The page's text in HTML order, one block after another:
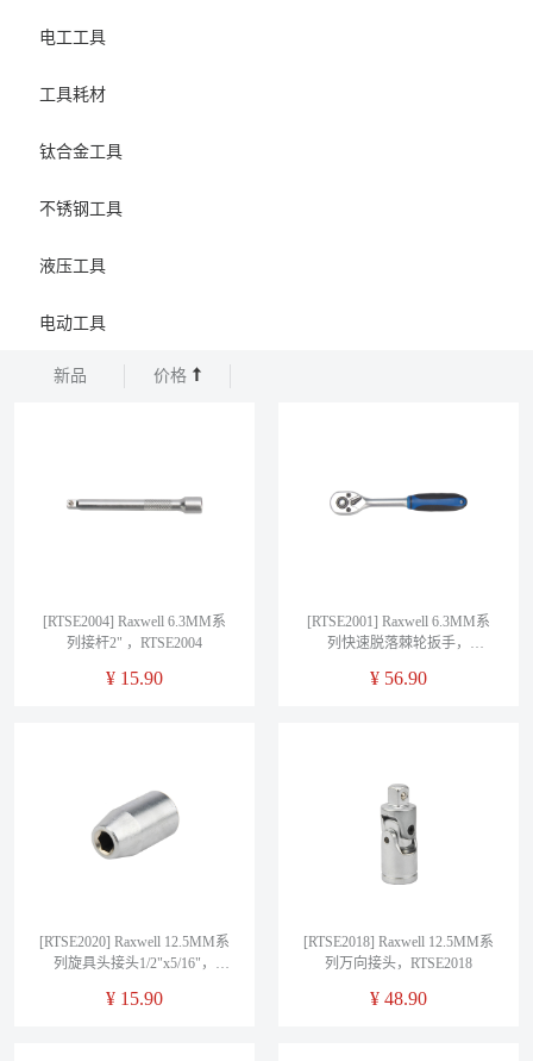
电工工具
工具耗材
钛合金工具
不锈钢工具
液压工具
电动工具
新品 价格
[RTSE2004] Raxwell 6.3MM系
列接杆2" ，RTSE2004
¥ 15.90
[RTSE2001] Raxwell 6.3MM系
列快速脱落棘轮扳手，
¥ 56.90
[RTSE2020] Raxwell 12.5MM系
列旋具头接头1/2"x5/16"，
¥ 15.90
[RTSE2018] Raxwell 12.5MM系
列万向接头，RTSE2018
¥48.90